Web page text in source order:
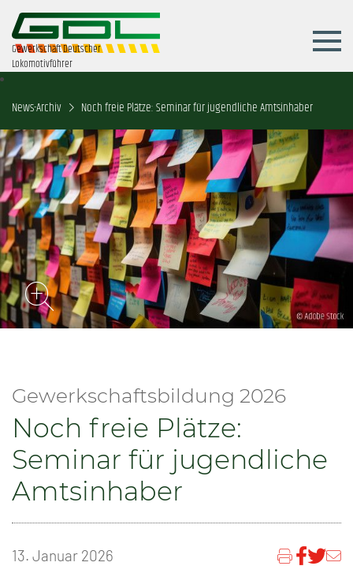
Gewerkschaft Deutscher
Lokomotivführer
News-Archiv Noch freie Plätze: Seminar für jugendliche Amtsinhaber
Gewerkschaftsbildung 2026
Noch freie Plätze:
Seminar für jugendliche
Amtsinhaber
13. Januar 2026